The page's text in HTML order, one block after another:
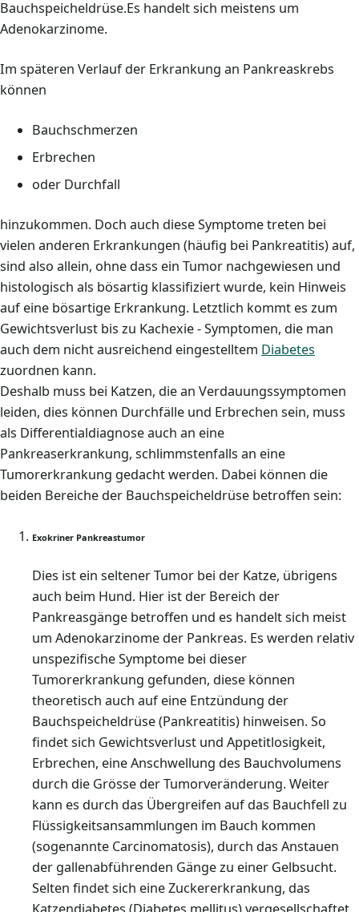
Bauchspeicheldrüse.Es handelt sich meistens um
Adenokarzinome.
Im späteren Verlauf der Erkrankung an Pankreaskrebs
können
Bauchschmerzen
Erbrechen
oder Durchfall
hinzukommen. Doch auch diese Symptome treten bei
vielen anderen Erkrankungen (häufig bei Pankreatitis) auf,
sind also allein, ohne dass ein Tumor nachgewiesen und
histologisch als bösartig klassifiziert wurde, kein Hinweis
auf eine bösartige Erkrankung. Letztlich kommt es zum
Gewichtsverlust bis zu Kachexie - Symptomen, die man
auch dem nicht ausreichend eingestelltem Diabetes
zuordnen kann.
Deshalb muss bei Katzen, die an Verdauungssymptomen
leiden, dies können Durchfälle und Erbrechen sein, muss
als Differentialdiagnose auch an eine
Pankreaserkrankung, schlimmstenfalls an eine
Tumorerkrankung gedacht werden. Dabei können die
beiden Bereiche der Bauchspeicheldrüse betroffen sein:
Exokriner Pankreastumor
Dies ist ein seltener Tumor bei der Katze, übrigens
auch beim Hund. Hier ist der Bereich der
Pankreasgänge betroffen und es handelt sich meist
um Adenokarzinome der Pankreas. Es werden relativ
unspezifische Symptome bei dieser
Tumorerkrankung gefunden, diese können
theoretisch auch auf eine Entzündung der
Bauchspeicheldrüse (Pankreatitis) hinweisen. So
findet sich Gewichtsverlust und Appetitlosigkeit,
Erbrechen, eine Anschwellung des Bauchvolumens
durch die Grösse der Tumorveränderung. Weiter
kann es durch das Übergreifen auf das Bauchfell zu
Flüssigkeitsansammlungen im Bauch kommen
(sogenannte Carcinomatosis), durch das Anstauen
der gallenabführenden Gänge zu einer Gelbsucht.
Selten findet sich eine Zuckererkrankung, das